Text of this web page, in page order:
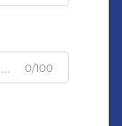
0/100